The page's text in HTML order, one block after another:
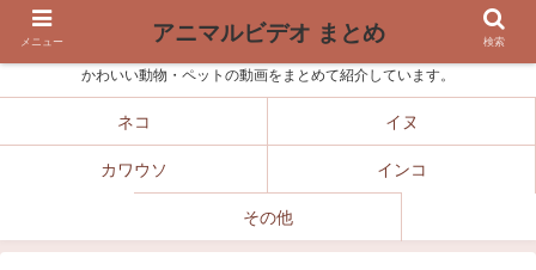
かわいい動物・ペットの動画をまとめて紹介しています。
ネコ イヌ
カワウソ インコ
その他
メニュー アニマルビデオ まとめ 検索